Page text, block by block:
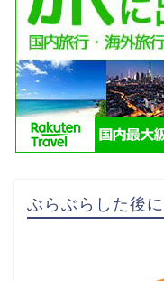
ぶらぶらした後